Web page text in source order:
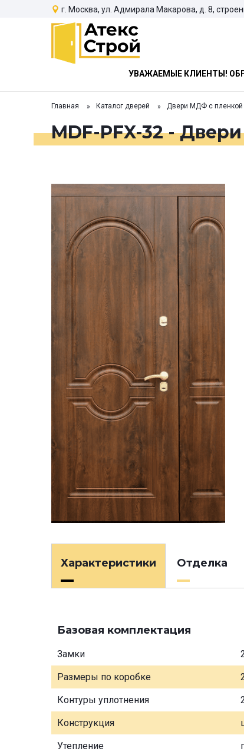
г. Москва, ул. Адмирала Макарова, д. 8,
УВАЖАЕМЫЕ КЛИЕНТЫ!
Главная Каталог дверей Двери МДФ с
MDF-PFX-32 -
Характеристики Отделка
Базовая комплектация
Замки
Размеры по коробке
Контуры уплотнения
Конструкция
Утепление